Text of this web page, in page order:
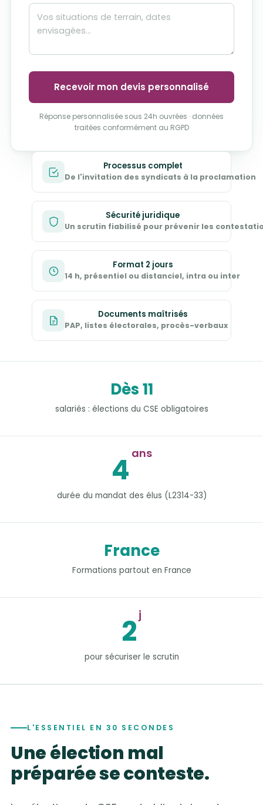
Processus complet
De l'invitation des syndicats à la proclamation
Sécurité juridique
Un scrutin fiabilisé pour prévenir les
Format 2 jours
14 h, présentiel ou distanciel, intra ou inter
Documents maîtrisés
PAP, listes électorales, procès-verbaux
Recevoir mon devis personnalisé
Réponse personnalisée sous 24h ouvrées · données
traitées conformément au RGPD
Dès 11
salariés : élections du CSE obligatoires
4 ans
durée du mandat des élus (L2314-33)
France
Formations partout en France
2 j
pour sécuriser le scrutin
L'ESSENTIEL EN 30 SECONDES
Une élection mal
préparée se conteste.